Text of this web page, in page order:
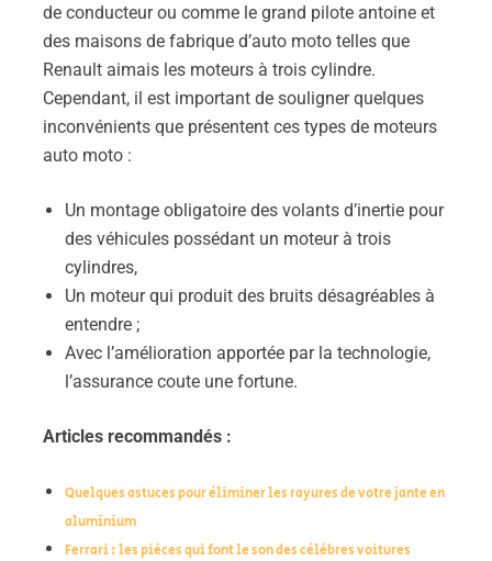
de conducteur ou comme le grand pilote antoine et
des maisons de fabrique d’auto moto telles que
Renault aimais les moteurs à trois cylindre.
Cependant, il est important de souligner quelques
inconvénients que présentent ces types de moteurs
auto moto :
Un montage obligatoire des volants d’inertie pour
des véhicules possédant un moteur à trois
cylindres,
Un moteur qui produit des bruits désagréables à
entendre ;
Avec l’amélioration apportée par la technologie,
l’assurance coute une fortune.
Articles recommandés :
Quelques astuces pour éliminer les rayures de votre jante en
aluminium
Ferrari : les pièces qui font le son des célèbres voitures